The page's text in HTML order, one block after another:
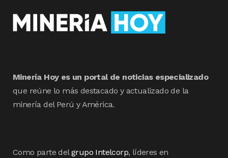
Minería Hoy es un portal de noticias especializado
que reúne lo más destacado y actualizado de la
minería del Perú y América.
Como parte delgrupo Intelcorp, líderes en